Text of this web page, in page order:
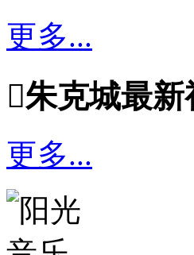
更多...
朱克城最新
更多...